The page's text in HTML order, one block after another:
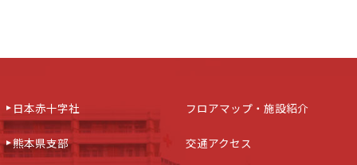
日本赤十字社
熊本県支部
フロアマップ・施設紹介
交通アクセス